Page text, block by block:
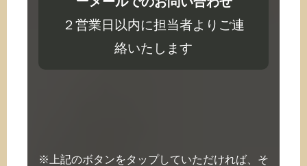
２営業日以内に担当者よりご連
絡いたします
※上記のボタンをタップしていただければ、そ